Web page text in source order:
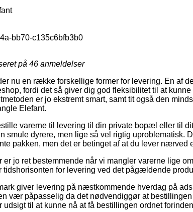
bb70-c135c6bfb3b0
på 46 anmeldelser
nu en række forskellige former for levering. En af
fordi det så giver dig god fleksibilitet til at
er jo ekstremt smart, samt tit også den
Elefant.
varerne til levering til din private bopæl eller til
smule dyrere, men lige så vel rigtig uproblematisk.
pakken, men det er betinget af at du lever nærved
jo ret bestemmende når vi mangler varerne lige
tidshorisonten for levering ved det pågældende
giver levering på næstkommende hverdag på
vær påpasselig da det nødvendiggør at
til at kunne nå at få bestillingen ordnet